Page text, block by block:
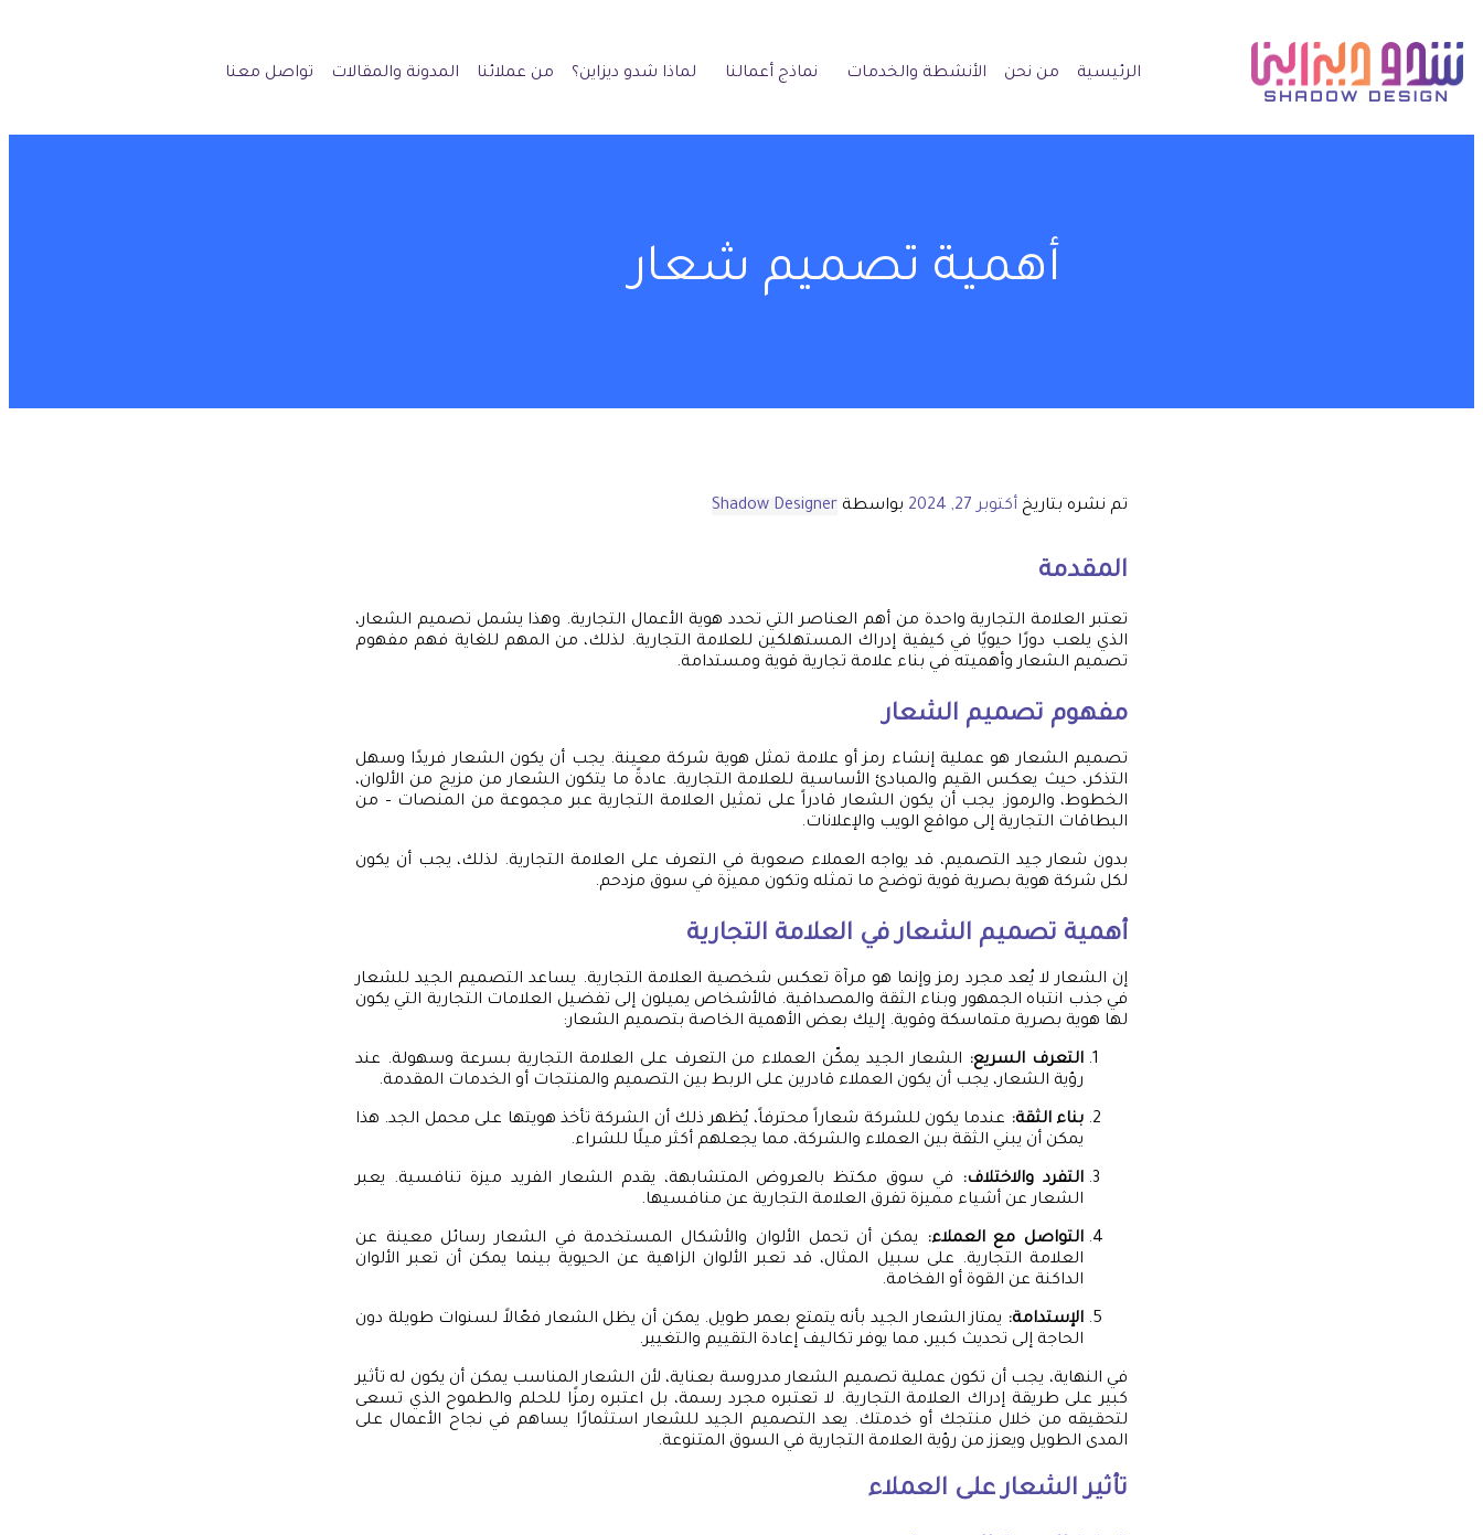
الرئيسية من نحن الأنشطة والخدمات نماذج أعمالنا لماذا شدو ديزاين؟ من عملائنا المدونة والمقالات تواصل معنا
أهمية تصميم شعار
تم نشره بتاريخ أكتوبر 27, 2024 بواسطة Shadow Designer
المقدمة
تعتبر العلامة التجارية واحدة من أهم العناصر التي تحدد هوية الأعمال التجارية. وهذا يشمل تصميم الشعار،
الذي يلعب دورًا حيويًا في كيفية إدراك المستهلكين للعلامة التجارية. لذلك، من المهم للغاية فهم مفهوم
تصميم الشعار وأهميته في بناء علامة تجارية قوية ومستدامة.
مفهوم تصميم الشعار
تصميم الشعار هو عملية إنشاء رمز أو علامة تمثل هوية شركة معينة. يجب أن يكون الشعار فريدًا وسهل
التذكر، حيث يعكس القيم والمبادئ الأساسية للعلامة التجارية. عادةً ما يتكون الشعار من مزيج من الألوان،
الخطوط، والرموز. يجب أن يكون الشعار قادراً على تمثيل العلامة التجارية عبر مجموعة من المنصات – من
البطاقات التجارية إلى مواقع الويب والإعلانات.
بدون شعار جيد التصميم، قد يواجه العملاء صعوبة في التعرف على العلامة التجارية. لذلك، يجب أن يكون
لكل شركة هوية بصرية قوية توضح ما تمثله وتكون مميزة في سوق مزدحم.
أهمية تصميم الشعار في العلامة التجارية
إن الشعار لا يُعد مجرد رمز وإنما هو مرآة تعكس شخصية العلامة التجارية. يساعد التصميم الجيد للشعار
في جذب انتباه الجمهور وبناء الثقة والمصداقية. فالأشخاص يميلون إلى تفضيل العلامات التجارية التي يكون
لها هوية بصرية متماسكة وقوية. إليك بعض الأهمية الخاصة بتصميم الشعار:
التعرف السريع: الشعار الجيد يمكّن العملاء من التعرف على العلامة التجارية بسرعة وسهولة. عند
رؤية الشعار، يجب أن يكون العملاء قادرين على الربط بين التصميم والمنتجات أو الخدمات المقدمة.
بناء الثقة: عندما يكون للشركة شعاراً محترفاً، يُظهر ذلك أن الشركة تأخذ هويتها على محمل الجد. هذا
يمكن أن يبني الثقة بين العملاء والشركة، مما يجعلهم أكثر ميلًا للشراء.
التفرد والاختلاف:
في سوق مكتظ بالعروض المتشابهة، يقدم الشعار الفريد ميزة تنافسية. يعبر
الشعار عن أشياء مميزة تفرق العلامة التجارية عن منافسيها.
التواصل مع العملاء:
يمكن أن تحمل الألوان والأشكال المستخدمة في الشعار رسائل معينة عن
العلامة التجارية. على سبيل المثال، قد تعبر الألوان الزاهية عن الحيوية بينما يمكن أن تعبر الألوان
الداكنة عن القوة أو الفخامة.
الإستدامة: يمتاز الشعار الجيد بأنه يتمتع بعمر طويل. يمكن أن يظل الشعار فعّالاً لسنوات طويلة دون
الحاجة إلى تحديث كبير، مما يوفر تكاليف إعادة التقييم والتغيير.
في النهاية، يجب أن تكون عملية تصميم الشعار مدروسة بعناية، لأن الشعار المناسب يمكن أن يكون له تأثير
كبير على طريقة إدراك العلامة التجارية. لا تعتبره مجرد رسمة، بل اعتبره رمزًا للحلم والطموح الذي تسعى
لتحقيقه من خلال منتجك أو خدمتك. يعد التصميم الجيد للشعار استثمارًا يساهم في نجاح الأعمال على
المدى الطويل ويعزز من رؤية العلامة التجارية في السوق المتنوعة.
تأثير الشعار على العملاء